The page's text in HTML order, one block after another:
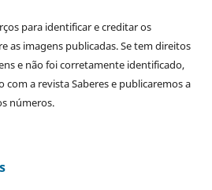
para identificar e creditar os
as imagens publicadas. Se tem direitos
e não foi corretamente identificado,
a revista Saberes e publicaremos a
números.